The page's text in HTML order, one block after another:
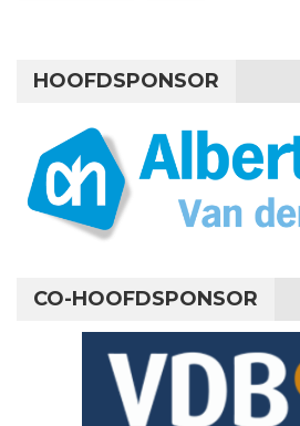
HOOFDSPONSOR
CO-HOOFDSPONSOR